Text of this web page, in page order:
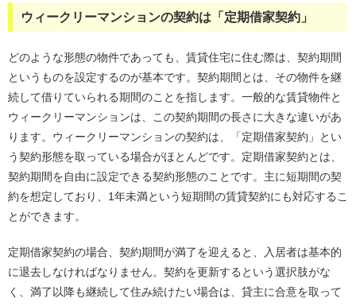
ウィークリーマンションの契約は「定期借家契約」
どのような形態の物件であっても、賃貸住宅に住む際は、契約期間
というものを設定するのが基本です。契約期間とは、その物件を継
続して借りていられる期間のことを指します。一般的な賃貸物件と
ウィークリーマンションは、この契約期間の長さに大きな違いがあ
ります。ウィークリーマンションの契約は、「定期借家契約」とい
う契約形態を取っている場合がほとんどです。定期借家契約とは、
契約期間を自由に設定できる契約形態のことです。主に短期間の契
約を想定しており、1年未満という短期間の賃貸契約にも対応するこ
とができます。
定期借家契約の場合、契約期間が満了を迎えると、入居者は基本的
に退去しなければなりません。契約を更新するという選択肢がな
く、満了以降も継続して住み続けたい場合は、貸主に合意を取って